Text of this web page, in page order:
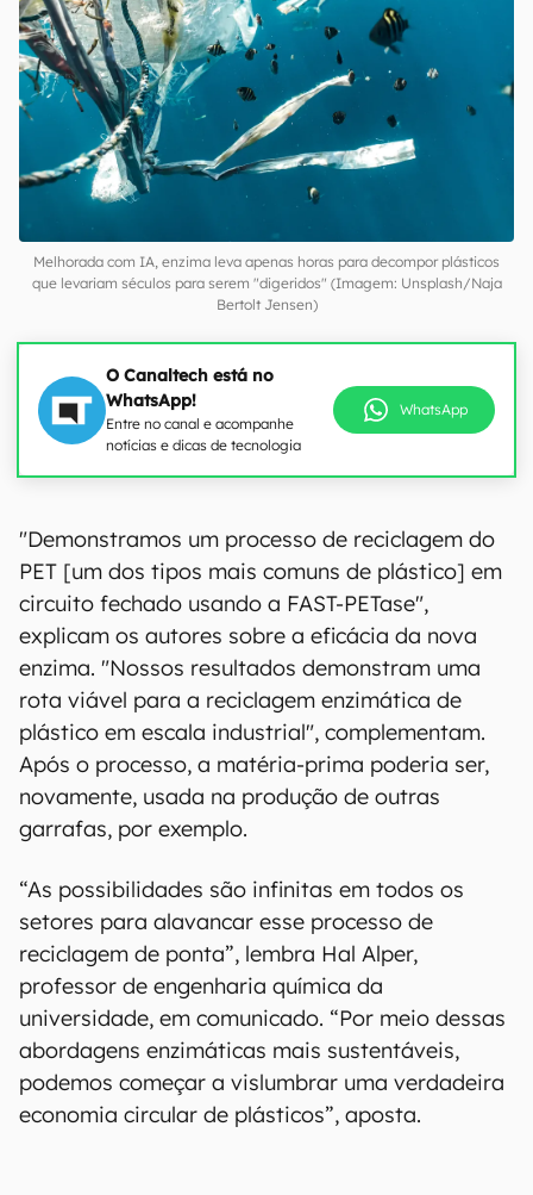
Melhorada com IA, enzima leva apenas horas para decompor plásticos
que levariam séculos para serem "digeridos" (Imagem: Unsplash/Naja
Bertolt Jensen)
O Canaltech está no
WhatsApp!
Entre no canal e acompanhe
notícias e dicas de tecnologia
WhatsApp
00:00/20:46
"Demonstramos um processo de reciclagem do
PET [um dos tipos mais comuns de plástico] em
circuito fechado usando a FAST-PETase",
explicam os autores sobre a eficácia da nova
enzima. "Nossos resultados demonstram uma
rota viável para a reciclagem enzimática de
plástico em escala industrial", complementam.
Após o processo, a matéria-prima poderia ser,
novamente, usada na produção de outras
garrafas, por exemplo.